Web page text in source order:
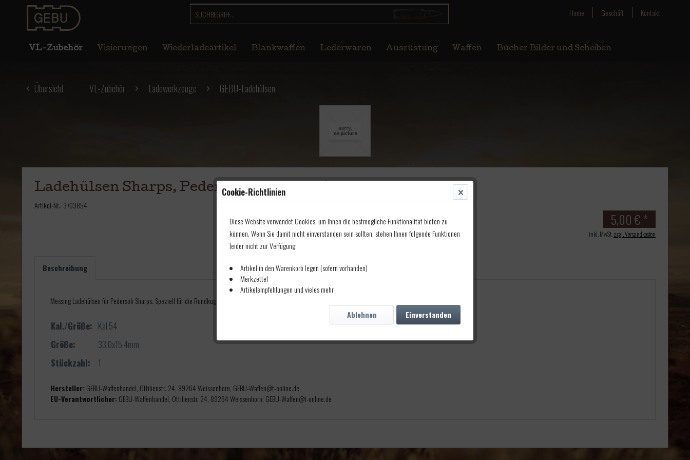
Home Geschäft Kontakt
VL-Zubehör Visierungen Wiederladeartikel Blankwaffen Lederwaren Ausrüstung Waffen Bücher Bilder und Scheiben
Übersicht VL-Zubehör Ladewerkzeuge GEBU-Ladehülsen
Ladehülsen Sharps, Pedersoli, RK, Kal. 54 x 33,0 x
Artikel-Nr.: 3703854
5,00 € *
inkl. MwSt. zzgl. Versandkosten
Beschreibung
Messing Ladehülsen für Pedersoli Sharps. Speziell für die Rundkugel .540 vorgesehen.
Kal./Größe: Kal.54
Größe:
33,0x15,4mm
Stückzahl:
1
Hersteller: GEBU-Waffenhandel, Ottilienstr. 24, 89264 Weissenhorn, GEBU-Waffen@t-online.de
EU-Verantwortlicher: GEBU-Waffenhandel, Ottilienstr. 24, 89264 Weissenhorn, GEBU-Waffen@t-online.de
Cookie-Richtlinien
Diese Website verwendet Cookies, um Ihnen die bestmögliche Funktionalität bieten zu
können. Wenn Sie damit nicht einverstanden sein sollten, stehen Ihnen folgende Funktionen
leider nicht zur Verfügung:
Artikel in den Warenkorb legen (sofern vorhanden)
Merkzettel
Artikelempfehlungen und vieles mehr
Einverstanden
Ablehnen